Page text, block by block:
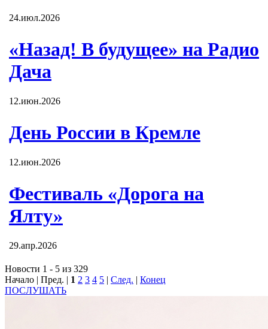
24.июл.2026
«Назад! В будущее» на Радио
Дача
12.июн.2026
День России в Кремле
12.июн.2026
Фестиваль «Дорога на
Ялту»
29.апр.2026
Новости 1 - 5 из 329
Начало | Пред. | 1 2 3 4 5 | След. | Конец
ПОСЛУШАТЬ